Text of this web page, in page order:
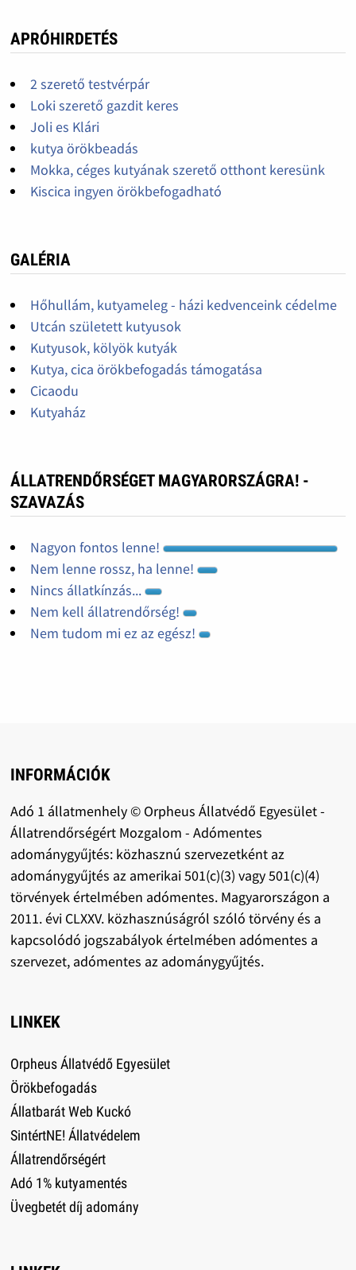
APRÓHIRDETÉS
2 szerető testvérpár
Loki szerető gazdit keres
Joli es Klári
kutya örökbeadás
Mokka, céges kutyának szerető otthont keresünk
Kiscica ingyen örökbefogadható
GALÉRIA
Hőhullám, kutyameleg - házi kedvenceink cédelme
Utcán született kutyusok
Kutyusok, kölyök kutyák
Kutya, cica örökbefogadás támogatása
Cicaodu
Kutyaház
ÁLLATRENDŐRSÉGET MAGYARORSZÁGRA! -
SZAVAZÁS
Nagyon fontos lenne!
Nem lenne rossz, ha lenne!
Nincs állatkínzás...
Nem kell állatrendőrség!
Nem tudom mi ez az egész!
INFORMÁCIÓK
Adó 1 állatmenhely © Orpheus Állatvédő Egyesület -
Állatrendőrségért Mozgalom - Adómentes
adománygyűjtés: közhasznú szervezetként az
adománygyűjtés az amerikai 501(c)(3) vagy 501(c)(4)
törvények értelmében adómentes. Magyarországon a
2011. évi CLXXV. közhasznúságról szóló törvény és a
kapcsolódó jogszabályok értelmében adómentes a
szervezet, adómentes az adománygyűjtés.
LINKEK
Orpheus Állatvédő Egyesület
Örökbefogadás
Állatbarát Web Kuckó
SintértNE! Állatvédelem
Állatrendőrségért
Adó 1% kutyamentés
Üvegbetét díj adomány